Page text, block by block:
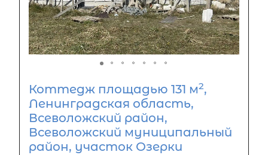
Коттедж площадью 131 м2,
Ленинградская область,
Всеволожский район,
Всеволожский муниципальный
район, участок Озерки